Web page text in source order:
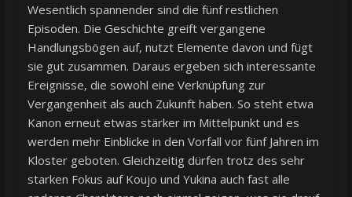
Wesentlich spannender sind die fünf restlichen
Episoden. Die Geschichte greift vergangene
Handlungsbögen auf, nutzt Elemente davon und fügt
sie gut zusammen. Daraus ergeben sich interessante
Ereignisse, die sowohl eine Verknüpfung zur
Vergangenheit als auch Zukunft haben. So steht etwa
Kanon erneut etwas stärker im Mittelpunkt und es
werden mehr Einblicke in den Vorfall vor fünf Jahren im
Kloster geboten. Gleichzeitig dürfen trotz des sehr
starken Fokus auf Koujo und Yukina auch fast alle